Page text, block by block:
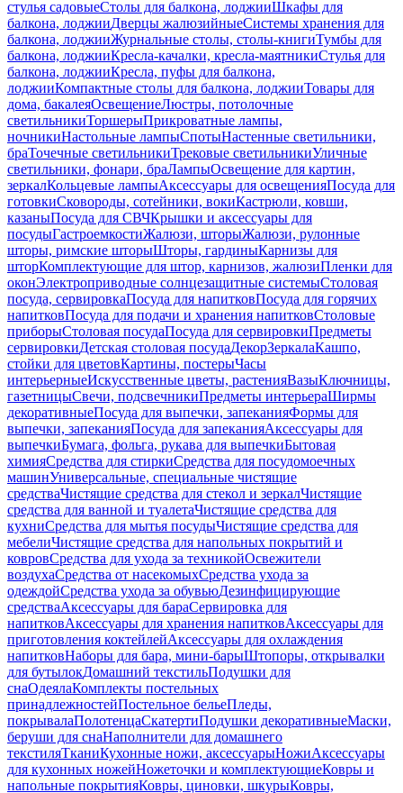
стулья садовыеСтолы для балкона, лоджииШкафы для
балкона, лоджииДверцы жалюзийныеСистемы хранения для
балкона, лоджииЖурнальные столы, столы-книгиТумбы для
балкона, лоджииКресла-качалки, кресла-маятникиСтулья для
балкона, лоджииКресла, пуфы для балкона,
лоджииКомпактные столы для балкона, лоджииТовары для
дома, бакалеяОсвещениеЛюстры, потолочные
светильникиТоршерыПрикроватные лампы,
ночникиНастольные лампыСпотыНастенные светильники,
браТочечные светильникиТрековые светильникиУличные
светильники, фонари, браЛампыОсвещение для картин,
зеркалКольцевые лампыАксессуары для освещенияПосуда для
готовкиСковороды, сотейники, вокиКастрюли, ковши,
казаныПосуда для СВЧКрышки и аксессуары для
посудыГастроемкостиЖалюзи, шторыЖалюзи, рулонные
шторы, римские шторыШторы, гардиныКарнизы для
шторКомплектующие для штор, карнизов, жалюзиПленки для
оконЭлектроприводные солнцезащитные системыСтоловая
посуда, сервировкаПосуда для напитковПосуда для горячих
напитковПосуда для подачи и хранения напитковСтоловые
приборыСтоловая посудаПосуда для сервировкиПредметы
сервировкиДетская столовая посудаДекорЗеркалаКашпо,
стойки для цветовКартины, постерыЧасы
интерьерныеИскусственные цветы, растенияВазыКлючницы,
газетницыСвечи, подсвечникиПредметы интерьераШирмы
декоративныеПосуда для выпечки, запеканияФормы для
выпечки, запеканияПосуда для запеканияАксессуары для
выпечкиБумага, фольга, рукава для выпечкиБытовая
химияСредства для стиркиСредства для посудомоечных
машинУниверсальные, специальные чистящие
средстваЧистящие средства для стекол и зеркалЧистящие
средства для ванной и туалетаЧистящие средства для
кухниСредства для мытья посудыЧистящие средства для
мебелиЧистящие средства для напольных покрытий и
ковровСредства для ухода за техникойОсвежители
воздухаСредства от насекомыхСредства ухода за
одеждойСредства ухода за обувьюДезинфицирующие
средстваАксессуары для бараСервировка для
напитковАксессуары для хранения напитковАксессуары для
приготовления коктейлейАксессуары для охлаждения
напитковНаборы для бара, мини-барыШтопоры, открывалки
для бутылокДомашний текстильПодушки для
снаОдеялаКомплекты постельных
принадлежностейПостельное бельеПледы,
покрывалаПолотенцаСкатертиПодушки декоративныеМаски,
беруши для снаНаполнители для домашнего
текстиляТканиКухонные ножи, аксессуарыНожиАксессуары
для кухонных ножейНожеточки и комплектующиеКовры и
напольные покрытияКовры, циновки, шкурыКовры,